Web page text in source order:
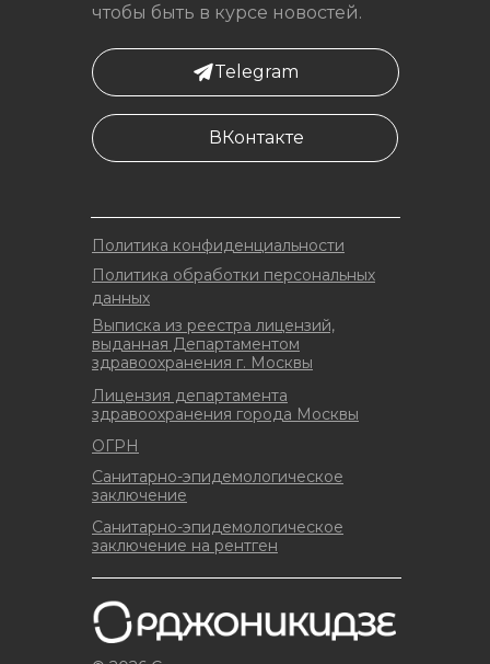
ОГРН
Санитарно-эпидемологическое
заключение
Санитарно-эпидемологическое
заключение на рентген
Выписка из реестра лицензий,
выданная Департаментом
здравоохранения г. Москвы
Лицензия департамента
здравоохранения города Москвы
Политика конфиденциальности
Политика обработки персональных
данных
чтобы быть в курсе новостей.
ВКонтакте
Telegram